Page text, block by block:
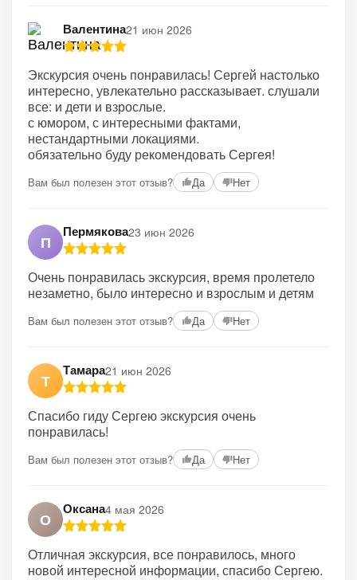
Валентина21 июн 2026
Экскурсия очень понравилась! Сергей настолько
интересно, увлекательно рассказывает. слушали
все: и дети и взрослые.
с юмором, с интересными фактами,
нестандартными локациями.
обязательно буду рекомендовать Сергея!
Вам был полезен этот отзыв? Да Нет
П
Пермякова23 июн 2026
Очень понравилась экскурсия, время пролетело
незаметно, было интересно и взрослым и детям
Вам был полезен этот отзыв? Да Нет
Т
Тамара21 июн 2026
Спасибо гиду Сергею экскурсия очень
понравилась!
Вам был полезен этот отзыв? Да Нет
О
Оксана4 мая 2026
Отличная экскурсия, все понравилось, много
новой интересной информации, спасибо Сергею.